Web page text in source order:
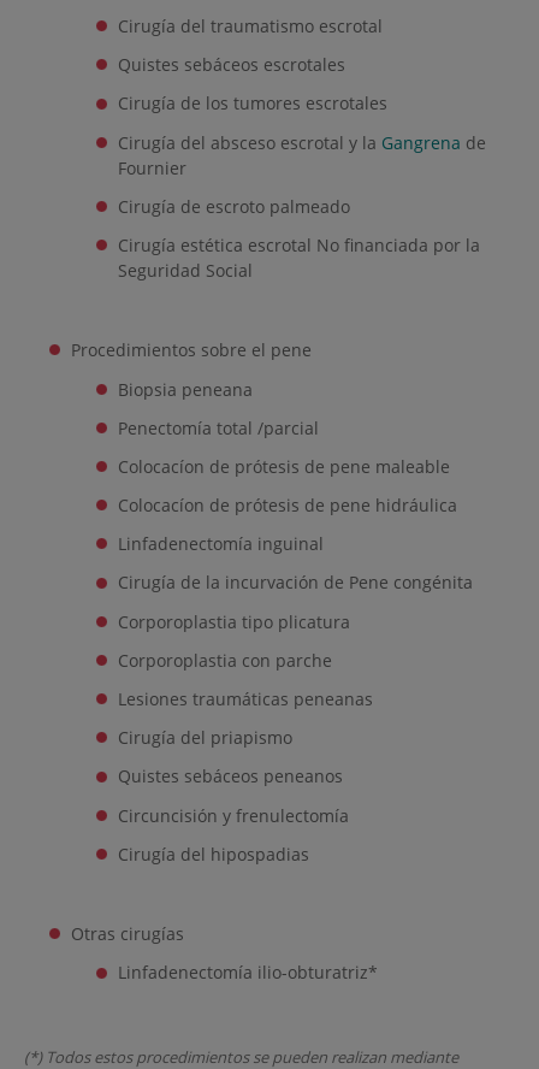
Cirugía del traumatismo escrotal
Quistes sebáceos escrotales
Cirugía de los tumores escrotales
Cirugía del absceso escrotal y la Gangrena de
Fournier
Cirugía de escroto palmeado
Cirugía estética escrotal No financiada por la
Seguridad Social
Procedimientos sobre el pene
Biopsia peneana
Penectomía total /parcial
Colocacíon de prótesis de pene maleable
Colocacíon de prótesis de pene hidráulica
Linfadenectomía inguinal
Cirugía de la incurvación de Pene congénita
Corporoplastia tipo plicatura
Corporoplastia con parche
Lesiones traumáticas peneanas
Cirugía del priapismo
Quistes sebáceos peneanos
Circuncisión y frenulectomía
Cirugía del hipospadias
Otras cirugías
Linfadenectomía ilio-obturatriz*
(*) Todos estos procedimientos se pueden realizan mediante